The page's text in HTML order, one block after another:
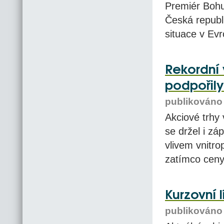
Premiér
Česká
situace v
publikováno
Akciové trhy
se držel i
vlivem
zatímco
Kurzovní
publikováno